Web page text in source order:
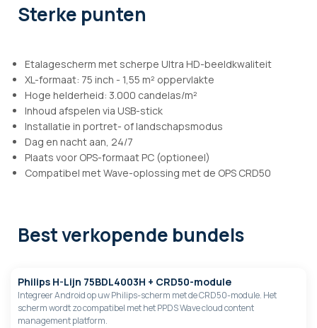
Sterke punten
Etalagescherm met scherpe Ultra HD-beeldkwaliteit
XL-formaat: 75 inch - 1,55 m² oppervlakte
Hoge helderheid: 3.000 candelas/m²
Inhoud afspelen via USB-stick
Installatie in portret- of landschapsmodus
Dag en nacht aan, 24/7
Plaats voor OPS-formaat PC (optioneel)
Compatibel met Wave-oplossing met de OPS CRD50
Best verkopende bundels
Philips H-Lijn 75BDL4003H + CRD50-module
Integreer Android op uw Philips-scherm met de CRD50-module. Het
scherm wordt zo compatibel met het PPDS Wave cloud content
management platform.